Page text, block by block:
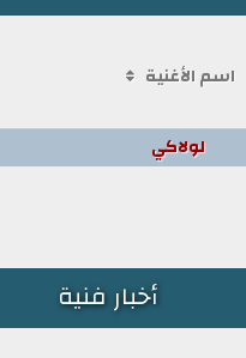
اسم الأغنية
لولاكي
أخبار فنية